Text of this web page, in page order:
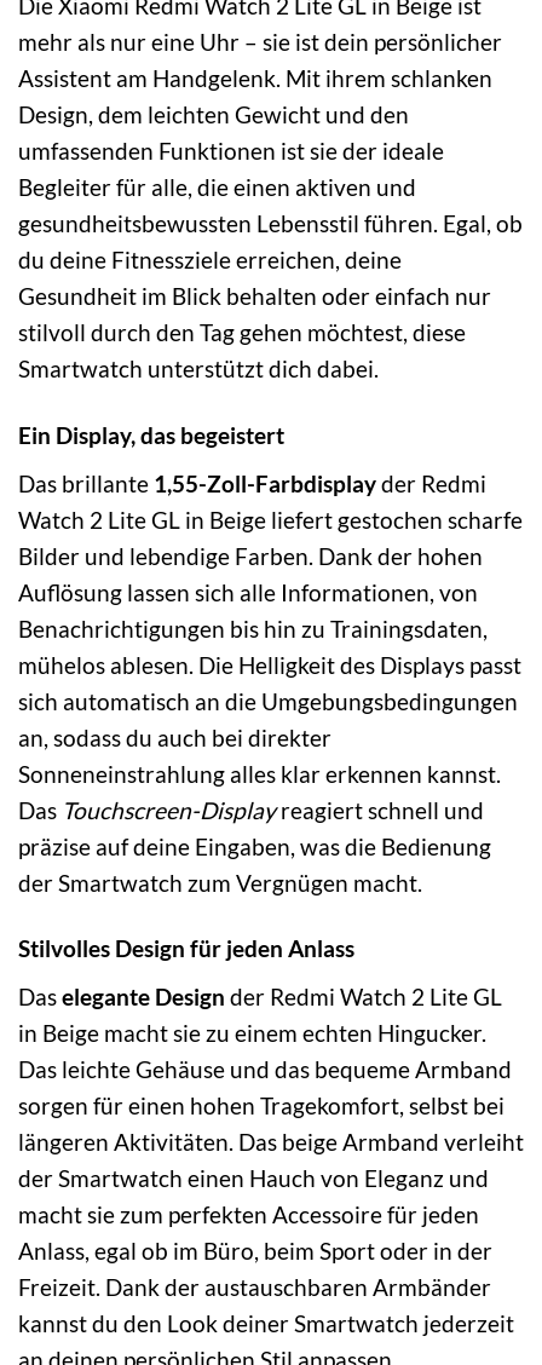
mehr als nur eine Uhr – sie ist dein persönlicher
Assistent am Handgelenk. Mit ihrem schlanken
Design, dem leichten Gewicht und den
umfassenden Funktionen ist sie der ideale
Begleiter für alle, die einen aktiven und
gesundheitsbewussten Lebensstil führen. Egal, ob
du deine Fitnessziele erreichen, deine
Gesundheit im Blick behalten oder einfach nur
stilvoll durch den Tag gehen möchtest, diese
Smartwatch unterstützt dich dabei.
Ein Display, das begeistert
Das brillante 1,55-Zoll-Farbdisplayder Redmi
Watch 2 Lite GL in Beige liefert gestochen scharfe
Bilder und lebendige Farben. Dank der hohen
Auflösung lassen sich alle Informationen, von
Benachrichtigungen bis hin zu Trainingsdaten,
mühelos ablesen. Die Helligkeit des Displays passt
sich automatisch an die Umgebungsbedingungen
an, sodass du auch bei direkter
Sonneneinstrahlung alles klar erkennen kannst.
Das Touchscreen-Displayreagiert schnell und
präzise auf deine Eingaben, was die Bedienung
der Smartwatch zum Vergnügen macht.
Stilvolles Design für jeden Anlass
Daselegante Design der Redmi Watch 2 Lite GL
in Beige macht sie zu einem echten Hingucker.
Das leichte Gehäuse und das bequeme Armband
sorgen für einen hohen Tragekomfort, selbst bei
längeren Aktivitäten. Das beige Armband verleiht
der Smartwatch einen Hauch von Eleganz und
macht sie zum perfekten Accessoire für jeden
Anlass, egal ob im Büro, beim Sport oder in der
Freizeit. Dank der austauschbaren Armbänder
kannst du den Look deiner Smartwatch jederzeit